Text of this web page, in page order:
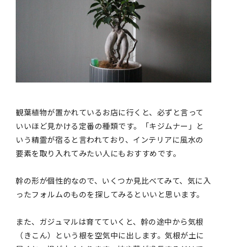
観葉植物が置かれているお店に行くと、必ずと言って
いいほど見かける定番の種類です。「キジムナー」と
いう精霊が宿ると言われており、インテリアに風水の
要素を取り入れてみたい人にもおすすめです。
幹の形が個性的なので、いくつか見比べてみて、気に入
ったフォルムのものを探してみるといいと思います。
また、ガジュマルは育てていくと、幹の途中から気根
（きこん）という根を空気中に出します。気根が土に